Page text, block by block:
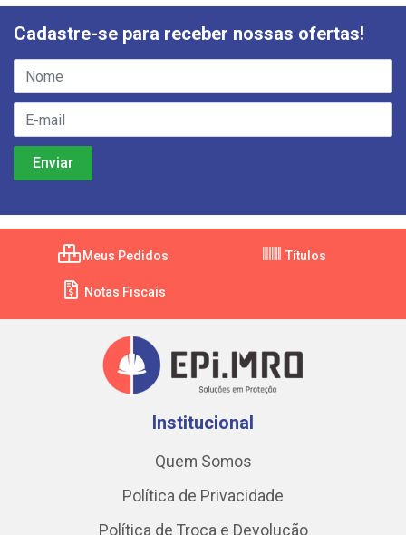
Cadastre-se para receber nossas ofertas!
Meus Pedidos Títulos
Notas Fiscais
Institucional
Quem Somos
Política de Privacidade
Política de Troca e Devolução